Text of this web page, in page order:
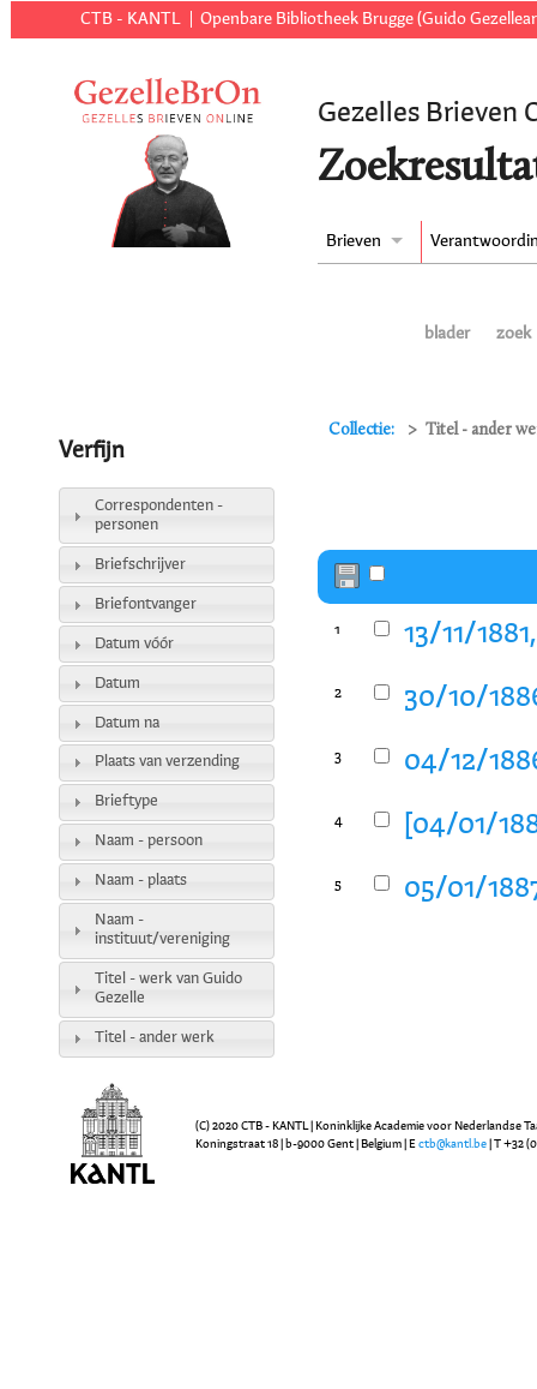
CTB - KANTL Openbare Bibliotheek Brugge (Guido
Gezelles Brieven
Brieven
blader zoek
Collectie: Titel - ander
1 13/11/
2 30/10/
3 04/12/
4 [04/01/
5 05/01/
Verfijn
Correspondenten -
personen
Briefschrijver
Briefontvanger
Datum vóór
Datum
Datum na
Plaats van verzending
Brieftype
Naam - persoon
Naam - plaats
Naam -
instituut/vereniging
Titel - werk van Guido
Gezelle
Titel - ander werk
(C) 2020 CTB - KANTL | Koninklijke Academie voor Nederlandse
Koningstraat 18 | b-9000 Gent | Belgium | E ctb@kantl.be | T +32